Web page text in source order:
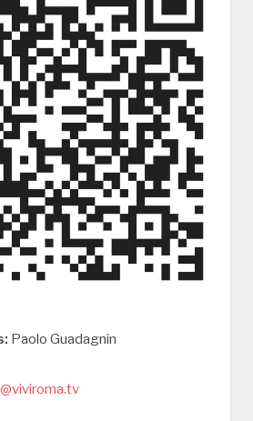
Paolo Guadagnin